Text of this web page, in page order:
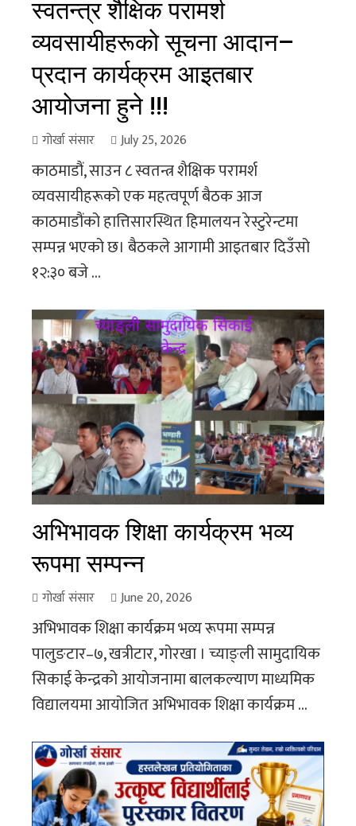
स्वतन्त्र शैक्षिक परामर्श
व्यवसायीहरूको सूचना आदान–
प्रदान कार्यक्रम आइतबार
आयोजना हुने !!!
गोर्खा संसार July 25, 2026
काठमाडौं, साउन ८ स्वतन्त्र शैक्षिक परामर्श
व्यवसायीहरूको एक महत्वपूर्ण बैठक आज
काठमाडौंको हात्तिसारस्थित हिमालयन रेस्टुरेन्टमा
सम्पन्न भएको छ। बैठकले आगामी आइतबार दिउँसो
१२:३० बजे ...
अभिभावक शिक्षा कार्यक्रम भव्य
रूपमा सम्पन्न
गोर्खा संसार June 20, 2026
अभिभावक शिक्षा कार्यक्रम भव्य रूपमा सम्पन्न
पालुङटार–७, खत्रीटार, गोरखा । च्याङ्ली सामुदायिक
सिकाई केन्द्रको आयोजनामा बालकल्याण माध्यमिक
विद्यालयमा आयोजित अभिभावक शिक्षा कार्यक्रम ...